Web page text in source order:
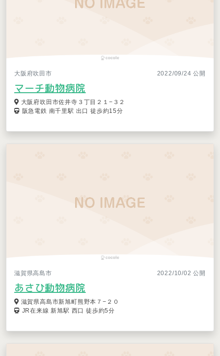
大阪府吹田市 2022/09/24 公開
マーチ動物病院
大阪府吹田市佐井寺３丁目２１−３２
阪急電鉄 南千里駅 出口 徒歩約15分
滋賀県高島市 2022/10/02 公開
あさひ動物病院
滋賀県高島市新旭町熊野本７−２０
JR在来線 新旭駅 西口 徒歩約5分